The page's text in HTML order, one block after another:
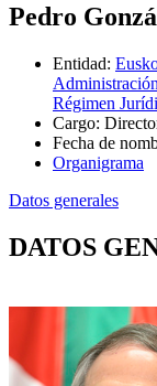
Pedro
Entidad:
Régimen
Cargo:
Fecha de
Organigrama
Datos generales
DATOS